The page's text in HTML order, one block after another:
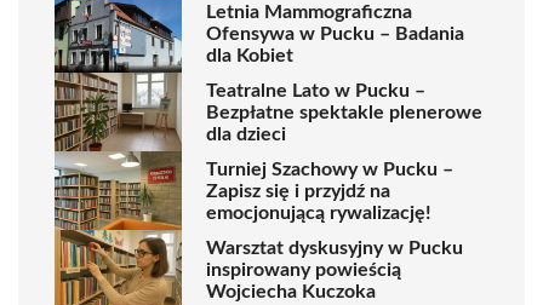
Letnia Mammograficzna
Ofensywa w Pucku – Badania
dla Kobiet
Teatralne Lato w Pucku –
Bezpłatne spektakle plenerowe
dla dzieci
Turniej Szachowy w Pucku –
Zapisz się i przyjdź na
emocjonującą rywalizację!
Warsztat dyskusyjny w Pucku
inspirowany powieścią
Wojciecha Kuczoka